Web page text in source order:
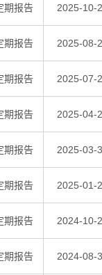
期报告 2025-10-
期报告 2025-08-
期报告 2025-07-
期报告 2025-04-
期报告 2025-03-
期报告 2025-01-
期报告 2024-10-
期报告 2024-08-